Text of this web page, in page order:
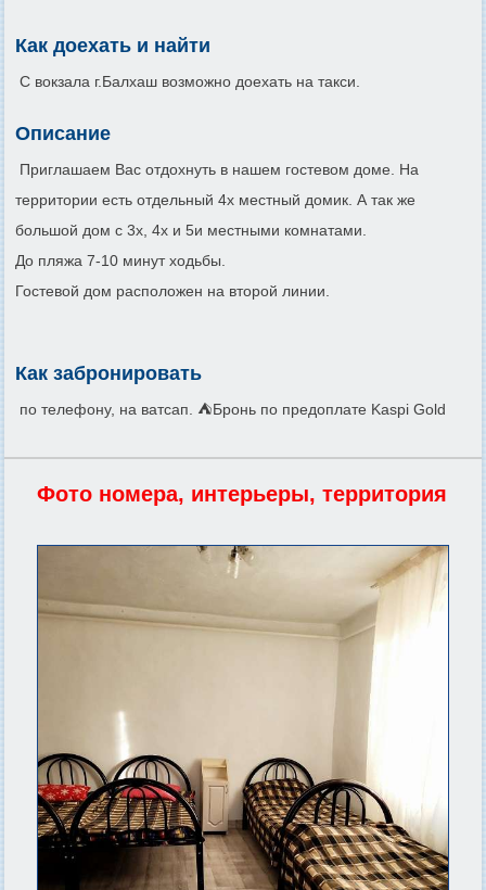
Как доехать и найти
С вокзала г.Балхаш возможно доехать на такси.
Описание
Приглашаем Вас отдохнуть в нашем гостевом доме. На
территории есть отдельный 4х местный домик. А так же
большой дом с 3х, 4х и 5и местными комнатами.
До пляжа 7-10 минут ходьбы.
Гостевой дом расположен на второй линии.
Как забронировать
по телефону, на ватсап. ⛺Бронь по предоплате Kaspi Gold
Фото номера, интерьеры, территория